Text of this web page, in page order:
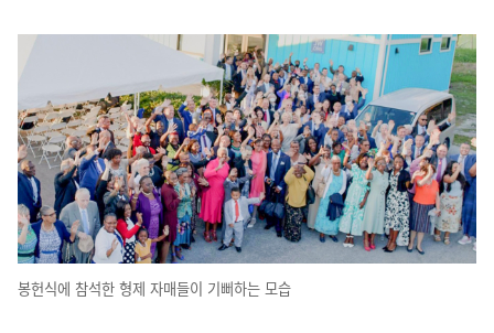
봉헌식에 참석한 형제 자매들이 기뻐하는 모습